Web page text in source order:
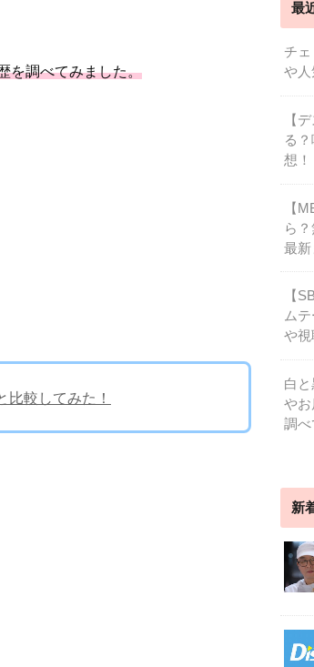
を調べてみました。
較してみた！
最
チ
や人
【
る
想！
【
ら
最新
【
ム
や視
白
や
調べ
新